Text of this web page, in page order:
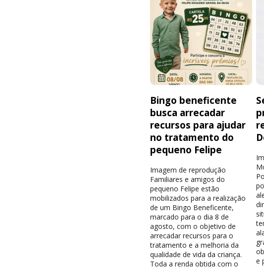
Bingo beneficente
busca arrecadar
recursos para ajudar
no tratamento do
pequeno Felipe
Imagem de reprodução
Familiares e amigos do
pequeno Felipe estão
mobilizados para a realização
de um Bingo Beneficente,
marcado para o dia 8 de
agosto, com o objetivo de
arrecadar recursos para o
tratamento e a melhoria da
qualidade de vida da criança.
Toda a renda obtida com o
e